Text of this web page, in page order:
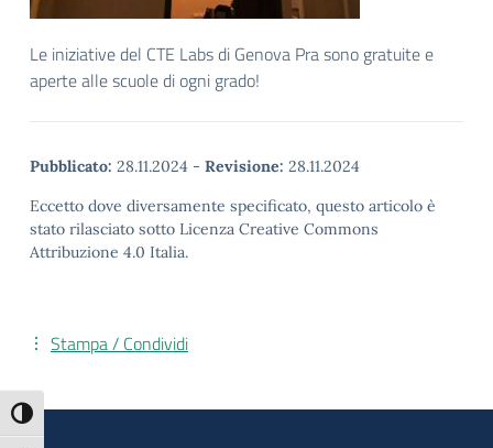
Attiva/disattiva alto contrasto
Le iniziative del CTE Labs di Genova Pra sono gratuite e
aperte alle scuole di ogni grado!
Pubblicato: 28.11.2024 - Revisione: 28.11.2024
Eccetto dove diversamente specificato, questo articolo è
stato rilasciato sotto Licenza Creative Commons
Attribuzione 4.0 Italia.
Stampa / Condividi